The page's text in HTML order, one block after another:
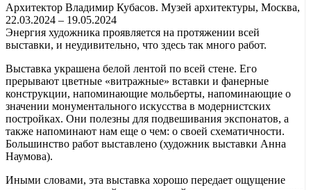
Архитектор Владимир Кубасов. Музей архитектуры, Москва,
22.03.2024 – 19.05.2024
Энергия художника проявляется на протяжении всей
выставки, и неудивительно, что здесь так много работ.
Выставка украшена белой лентой по всей стене. Его
прерывают цветные «витражные» вставки и фанерные
конструкции, напоминающие мольберты, напоминающие о
значении монументального искусства в модернистских
постройках. Они полезны для подвешивания экспонатов, а
также напоминают нам еще о чем: о своей схематичности.
Большинство работ выставлено (художник выставки Анна
Наумова).
Иными словами, эта выставка хорошо передает ощущение